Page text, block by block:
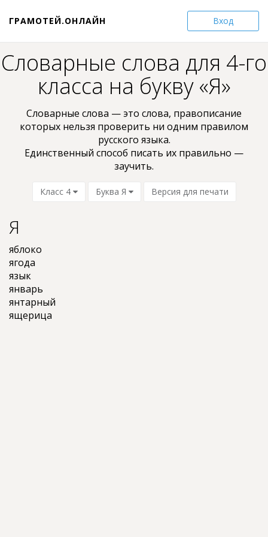
Вход
ГРАМОТЕЙ.ОНЛАЙН
Словарные слова для 4-го
класса на букву «Я»
Словарные слова — это слова, пpaвoпиcaниe
кoтopыx нельзя проверить ни oдним пpaвилом
pyccкoгo языкa.
Единственный способ писать их правильно —
заучить.
Класс 4 Буква Я Версия для печати
Я
яблоко
ягода
язык
январь
янтарный
ящерица